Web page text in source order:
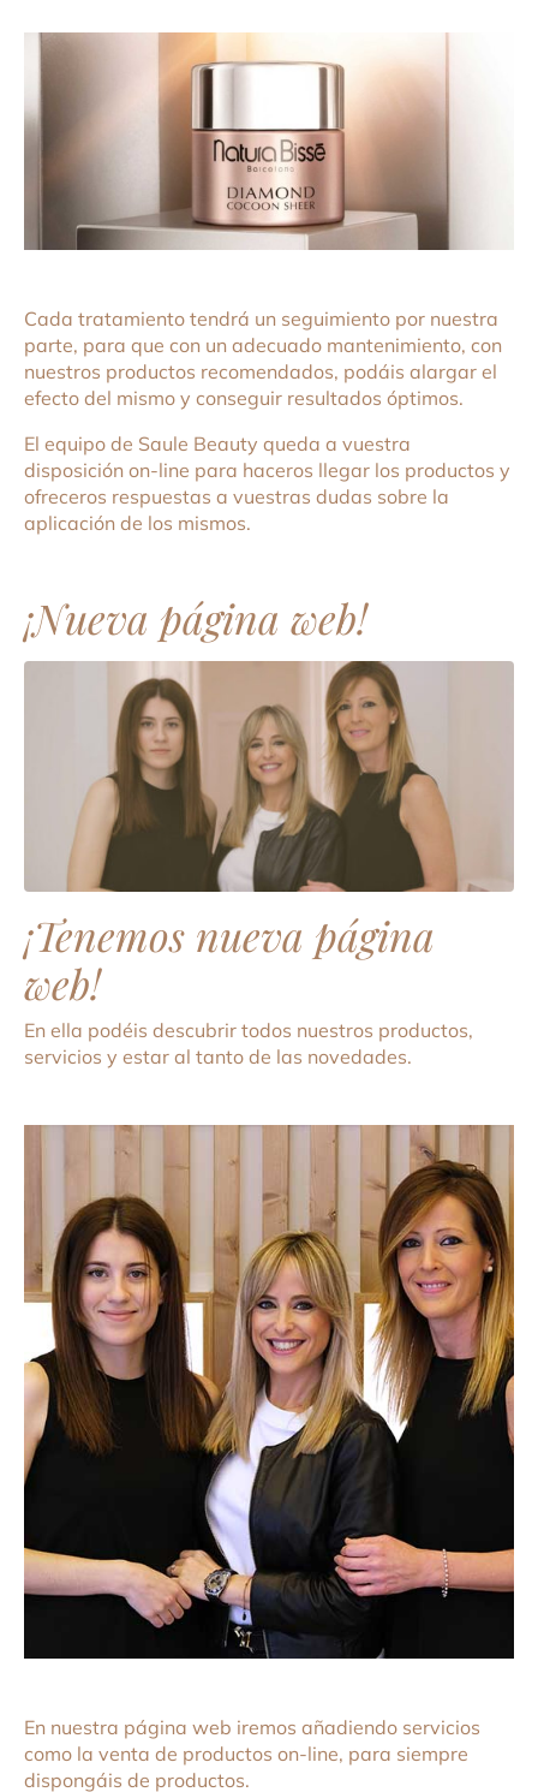
Cada tratamiento tendrá un seguimiento por nuestra
parte, para que con un adecuado mantenimiento, con
nuestros productos recomendados, podáis alargar el
efecto del mismo y conseguir resultados óptimos.
El equipo de Saule Beauty queda a vuestra
disposición on-line para haceros llegar los productos y
ofreceros respuestas a vuestras dudas sobre la
aplicación de los mismos.
¡Nueva página web!
¡Tenemos nueva página
web!
En ella podéis descubrir todos nuestros productos,
servicios y estar al tanto de las novedades.
En nuestra página web iremos añadiendo servicios
como la venta de productos on-line, para siempre
dispongáis de productos.